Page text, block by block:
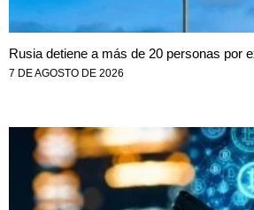
Rusia detiene a más de 20 personas por
7 DE AGOSTO DE 2026